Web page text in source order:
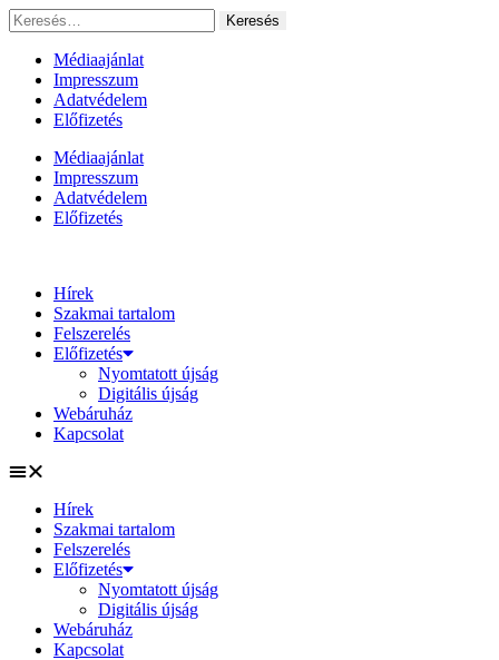
Ugrás
a
tartalomhoz
Keresés:
Médiaajánlat
Impresszum
Adatvédelem
Előfizetés
Médiaajánlat
Impresszum
Adatvédelem
Előfizetés
Hírek
Szakmai tartalom
Felszerelés
Előfizetés
Nyomtatott újság
Digitális újság
Webáruház
Kapcsolat
Hírek
Szakmai tartalom
Felszerelés
Előfizetés
Nyomtatott újság
Digitális újság
Webáruház
Kapcsolat